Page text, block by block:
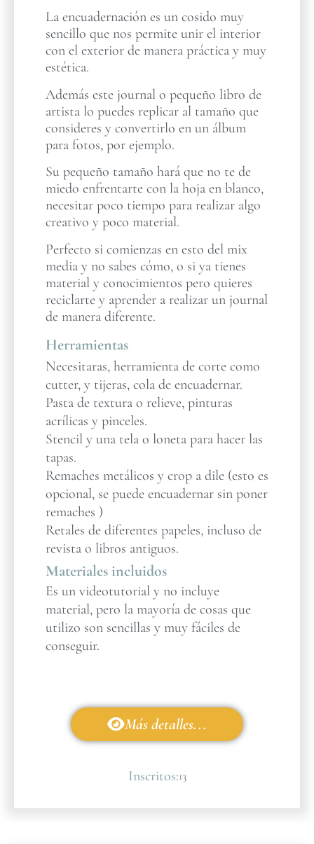
La encuadernación es un cosido muy
sencillo que nos permite unir el interior
con el exterior de manera práctica y muy
estética.
Además este journal o pequeño libro de
artista lo puedes replicar al tamaño que
consideres y convertirlo en un álbum
para fotos, por ejemplo.
Su pequeño tamaño hará que no te de
miedo enfrentarte con la hoja en blanco,
necesitar poco tiempo para realizar algo
creativo y poco material.
Perfecto si comienzas en esto del mix
media y no sabes cómo, o si ya tienes
material y conocimientos pero quieres
reciclarte y aprender a realizar un journal
de manera diferente.
Herramientas
Necesitaras, herramienta de corte como
cutter, y tijeras, cola de encuadernar.
Pasta de textura o relieve, pinturas
acrílicas y pinceles.
Stencil y una tela o loneta para hacer las
tapas.
Remaches metálicos y crop a dile (esto es
opcional, se puede encuadernar sin poner
remaches )
Retales de diferentes papeles, incluso de
revista o libros antiguos.
Materiales incluidos
Es un videotutorial y no incluye
material, pero la mayoría de cosas que
utilizo son sencillas y muy fáciles de
conseguir.
Más detalles...
Inscritos:13